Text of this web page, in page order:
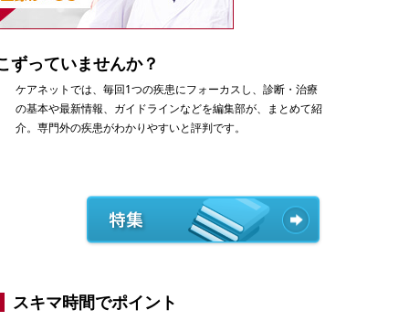
ずっていませんか？
ケアネットでは、毎回1つの疾患にフォーカスし、診断・治療
の基本や最新情報、ガイドラインなどを編集部が、まとめて紹
介。専門外の疾患がわかりやすいと評判です。
スキマ時間でポイント